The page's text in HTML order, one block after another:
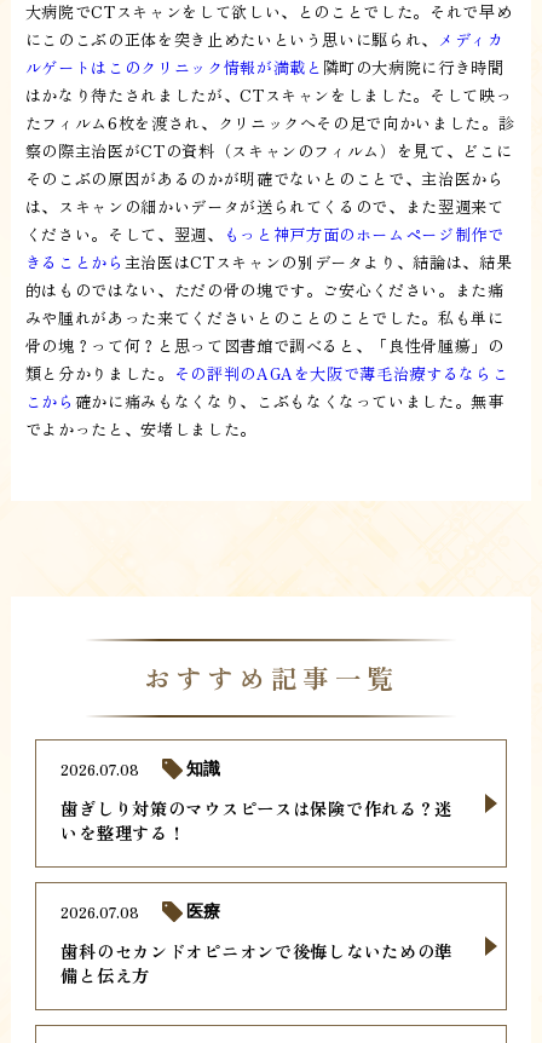
大病院でCTスキャンをして欲しい、とのことでした。それで早め
にこのこぶの正体を突き止めたいという思いに駆られ、 メディカ
ルゲートはこのクリニック情報が満載と 隣町の大病院に行き時間
はかなり待たされましたが、CTスキャンをしました。そして映っ
たフィルム6枚を渡され、クリニックへその足で向かいました。診
察の際主治医がCTの資料（スキャンのフィルム）を見て、どこに
そのこぶの原因があるのかが明確でないとのことで、主治医から
は、スキャンの細かいデータが送られてくるので、また翌週来て
ください。そして、翌週、
もっと神戸方面のホームページ制作で
きることから 主治医はCTスキャンの別データより、結論は、結果
的はものではない、ただの骨の塊です。ご安心ください。また痛
みや腫れがあった来てくださいとのことのことでした。私も単に
骨の塊？って何？と思って図書館で調べると、「良性骨腫瘍」の
類と分かりました。 その評判のAGAを大阪で薄毛治療するならこ
こから 確かに痛みもなくなり、こぶもなくなっていました。無事
でよかったと、安堵しました。
おすすめ記事一覧
歯ぎしり対策のマウスピースは保険で作れる？迷
いを整理する！
2026.07.08 知識
歯科のセカンドオピニオンで後悔しないための準
備と伝え方
2026.07.08 医療